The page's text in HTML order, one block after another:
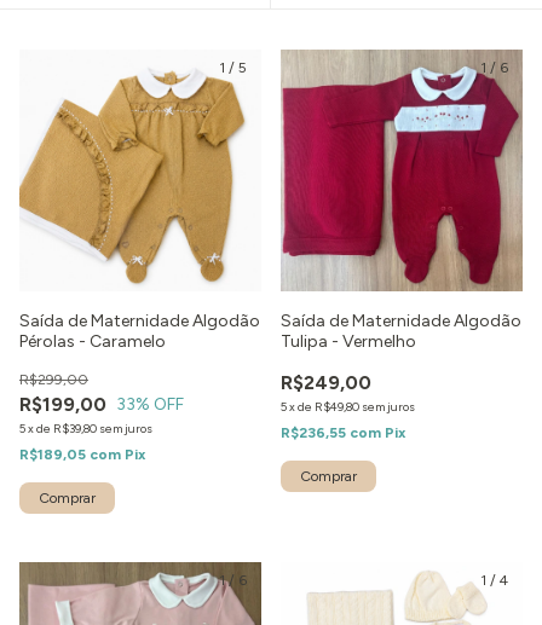
1 / 5
Saída de Maternidade Algodão
Pérolas - Caramelo
R$199,00
R$299,00
33% OFF
5xde R$39,80 sem juros
R$189,05 com Pix
Comprar
1 / 6
Saída de Maternidade Algodão
Tulipa - Vermelho
R$249,00
5xde R$49,80 sem juros
R$236,55 com Pix
Comprar
1/ 6 1 / 4